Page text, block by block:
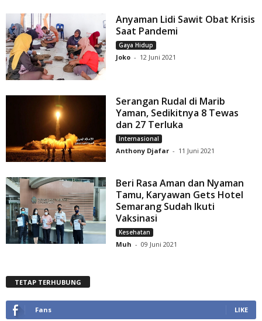
Anyaman Lidi Sawit Obat Krisis
Saat Pandemi
Gaya Hidup
Joko - 12 Juni 2021
Serangan Rudal di Marib
Yaman, Sedikitnya 8 Tewas
dan 27 Terluka
Internasional
Anthony Djafar - 11 Juni 2021
Beri Rasa Aman dan Nyaman
Tamu, Karyawan Gets Hotel
Semarang Sudah Ikuti
Vaksinasi
Kesehatan
Muh - 09 Juni 2021
TETAP TERHUBUNG
Fans LIKE